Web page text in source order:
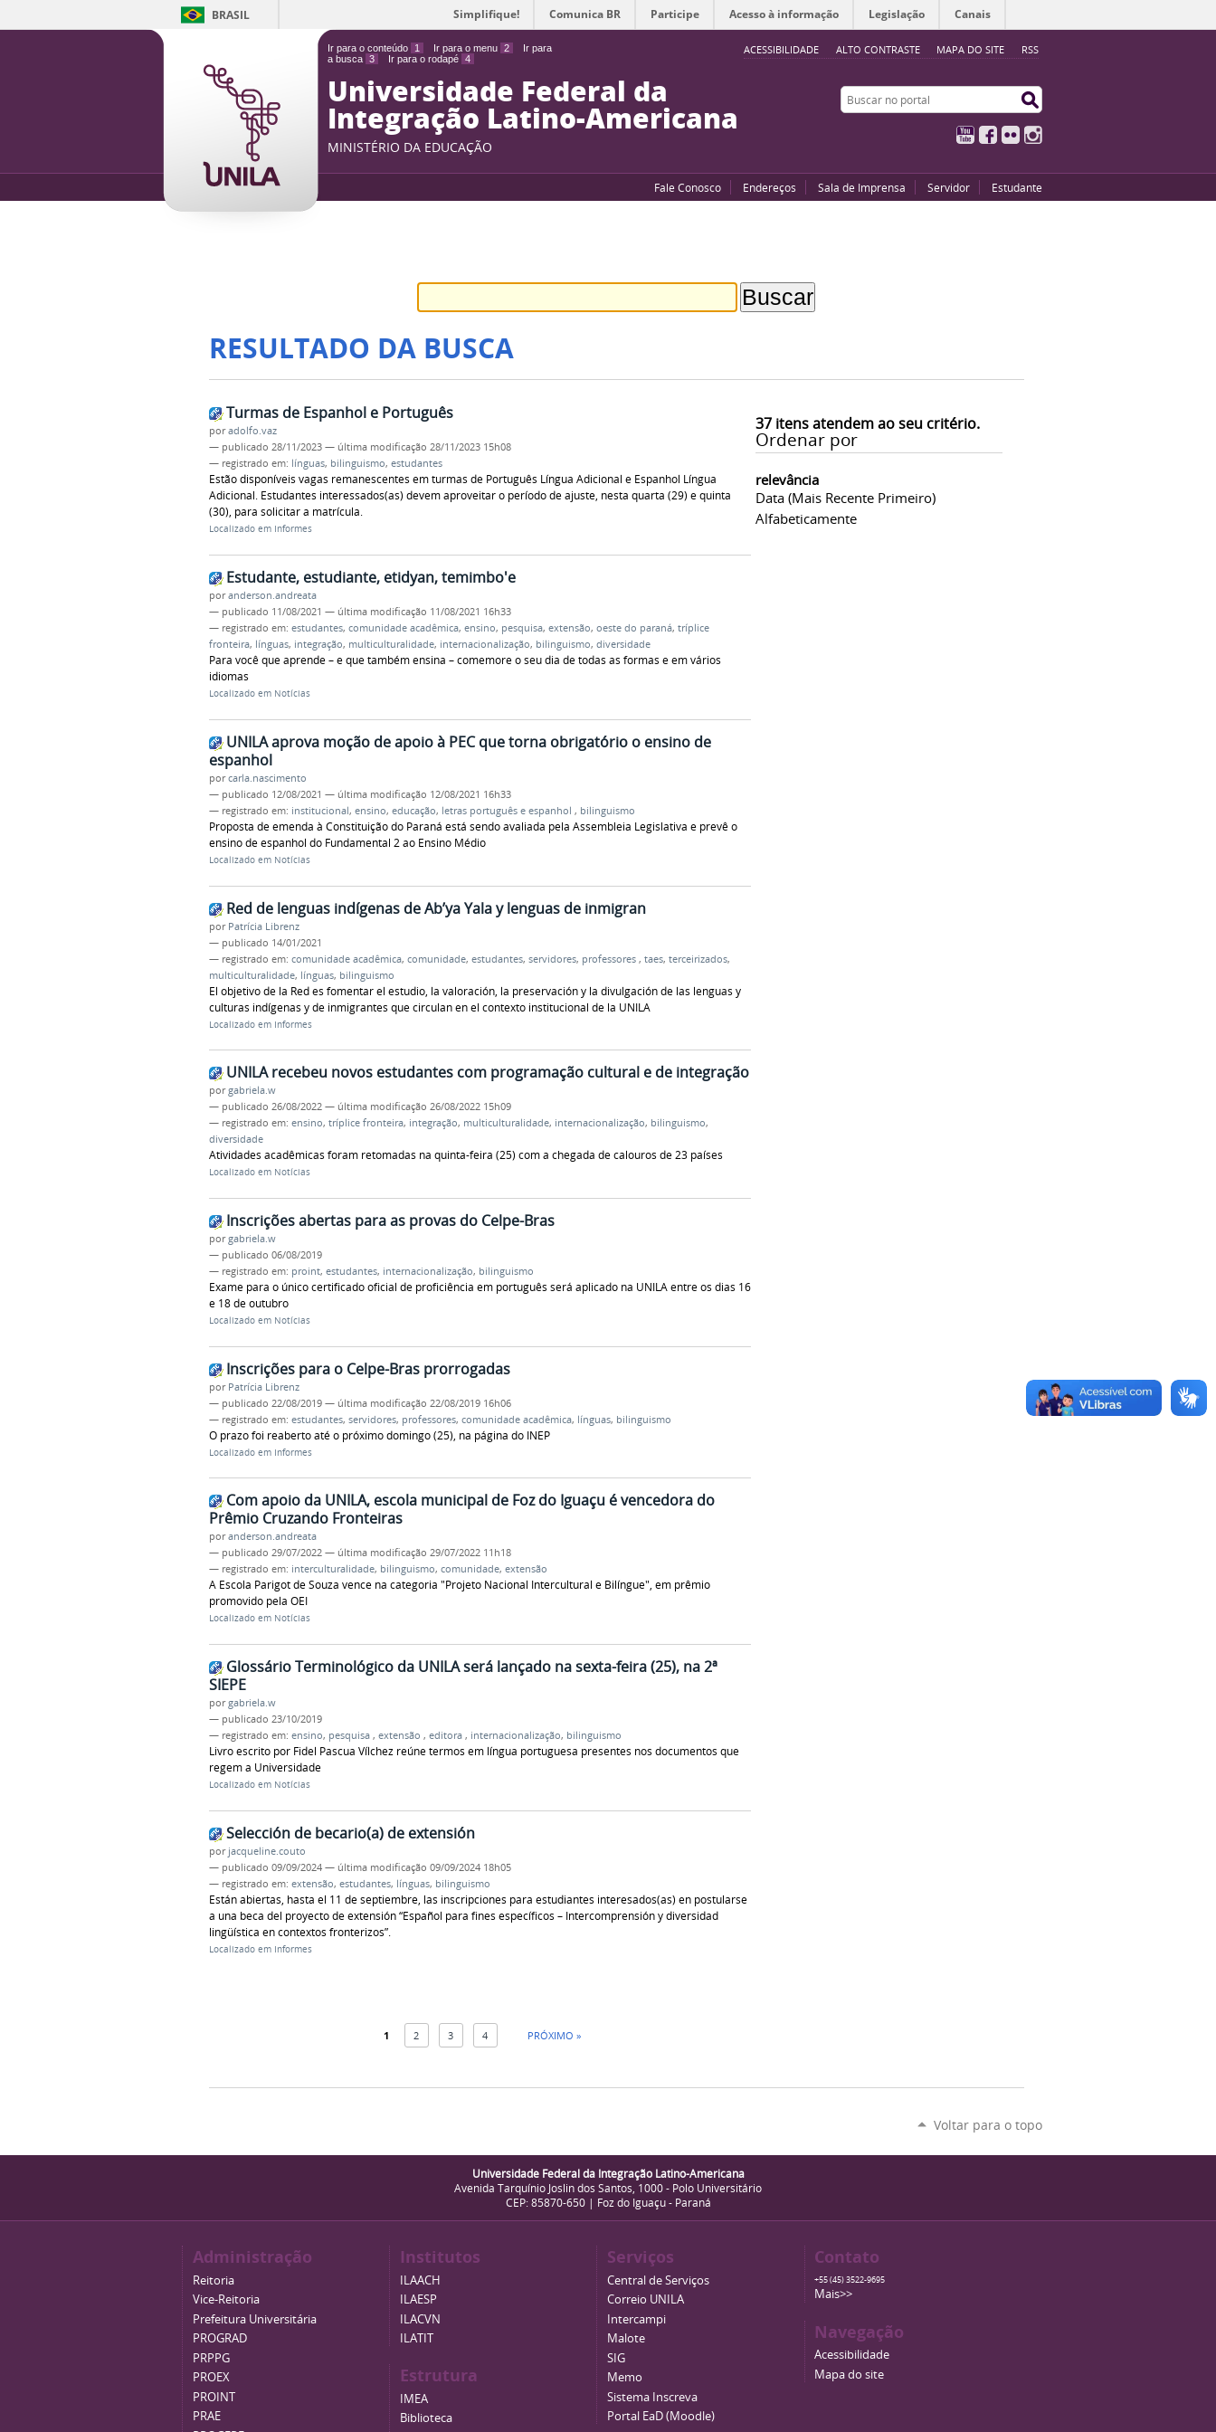
Ir para o conteúdo 1 Ir para o menu 2
Ir para
a busca 3 Ir para o rodapé 4
ACESSIBILIDADE ALTO CONTRASTE MAPA DO SITE RSS
BRASIL Simplifique! Comunica BR Participe Acesso à informação Legislação Canais
Universidade Federal da
Integração Latino-Americana
MINISTÉRIO DA EDUCAÇÃO
Buscar no portal
YouTubeFacebook
Flickr
Fale Conosco Endereços Sala de Imprensa Servidor Estudante
RESULTADO DA BUSCA
37itens atendem ao seu critério.
Ordenar por
relevância
Data (mais Recente Primeiro)
Alfabeticamente
Turmas de Espanhol e Português
poradolfo.vaz
— publicado 28/11/2023 — última modificação 28/11/2023 15h08
— registrado em: línguas, bilinguismo, estudantes
Estão disponíveis vagas remanescentes em turmas de Português Língua Adicional e Espanhol Língua
Adicional. Estudantes interessados(as) devem aproveitar o período de ajuste, nesta quarta (29) e quinta
(30), para solicitar a matrícula.
Localizado em Informes
Estudante, estudiante, etidyan, temimbo'e
poranderson.andreata
— publicado 11/08/2021 — última modificação 11/08/2021 16h33
— registrado em: estudantes, comunidade acadêmica, ensino, pesquisa, extensão, oeste do paraná, tríplice
fronteira, línguas, integração, multiculturalidade, internacionalização, bilinguismo, diversidade
Para você que aprende – e que também ensina – comemore o seu dia de todas as formas e em vários
idiomas
Localizado em Notícias
UNILA aprova moção de apoio à PEC que torna obrigatório o ensino de
espanhol
porcarla.nascimento
— publicado 12/08/2021 — última modificação 12/08/2021 16h33
— registrado em: institucional, ensino, educação, letras português e espanhol , bilinguismo
Proposta de emenda à Constituição do Paraná está sendo avaliada pela Assembleia Legislativa e prevê o
ensino de espanhol do Fundamental 2 ao Ensino Médio
Localizado em Notícias
Red de lenguas indígenas de Ab’ya Yala y lenguas de inmigran
por Patrícia Librenz
— publicado 14/01/2021
— registrado em: comunidade acadêmica, comunidade, estudantes, servidores, professores , taes, terceirizados,
multiculturalidade, línguas, bilinguismo
El objetivo de la Red es fomentar el estudio, la valoración, la preservación y la divulgación de las lenguas y
culturas indígenas y de inmigrantes que circulan en el contexto institucional de la UNILA
Localizado em Informes
UNILA recebeu novos estudantes com programação cultural e de integração
porgabriela.w
— publicado 26/08/2022 — última modificação 26/08/2022 15h09
— registrado em: ensino, tríplice fronteira, integração, multiculturalidade, internacionalização, bilinguismo,
diversidade
Atividades acadêmicas foram retomadas na quinta-feira (25) com a chegada de calouros de 23 países
Localizado em Notícias
Inscrições abertas para as provas do Celpe-Bras
porgabriela.w
— publicado 06/08/2019
— registrado em: proint, estudantes, internacionalização, bilinguismo
Exame para o único certificado oficial de proficiência em português será aplicado na UNILA entre os dias 16
e 18 de outubro
Localizado em Notícias
Inscrições para o Celpe-Bras prorrogadas
por Patrícia Librenz
— publicado 22/08/2019 — última modificação 22/08/2019 16h06
— registrado em: estudantes, servidores, professores, comunidade acadêmica, línguas, bilinguismo
O prazo foi reaberto até o próximo domingo (25), na página do INEP
Localizado em Informes
Com apoio da UNILA, escola municipal de Foz do Iguaçu é vencedora do
Prêmio Cruzando Fronteiras
poranderson.andreata
— publicado 29/07/2022 — última modificação 29/07/2022 11h18
— registrado em: interculturalidade, bilinguismo, comunidade, extensão
A Escola Parigot de Souza vence na categoria "Projeto Nacional Intercultural e Bilíngue", em prêmio
promovido pela OEI
Localizado em Notícias
Glossário Terminológico da UNILA será lançado na sexta-feira (25), na 2ª
SIEPE
porgabriela.w
— publicado 23/10/2019
— registrado em: ensino, pesquisa , extensão , editora , internacionalização, bilinguismo
Livro escrito por Fidel Pascua Vílchez reúne termos em língua portuguesa presentes nos documentos que
regem a Universidade
Localizado em Notícias
Selección de becario(a) de extensión
por jacqueline.couto
— publicado 09/09/2024 — última modificação 09/09/2024 18h05
— registrado em: extensão, estudantes, línguas, bilinguismo
Están abiertas, hasta el 11 de septiembre, las inscripciones para estudiantes interesados(as) en postularse
a una beca del proyecto de extensión “Español para fines específicos – Intercomprensión y diversidad
lingüística en contextos fronterizos”.
Localizado em Informes
1 2 3 4 PRÓXIMO »
Voltar para o topo
Universidade Federal da Integração Latino-Americana
Avenida Tarquínio Joslin dos Santos, 1000 - Polo Universitário
CEP: 85870-650 | Foz do Iguaçu - Paraná
Administração
Reitoria
Vice-Reitoria
Prefeitura Universitária
PROGRAD
PRPPG
PROEX
PROINT
PRAE
Institutos
ILAACH
ILAESP
ILACVN
ILATIT
Estrutura
IMEA
Biblioteca
Serviços
Central de Serviços
Correio UNILA
Intercampi
Malote
SIG
Memo
Sistema Inscreva
Portal EaD (Moodle)
Contato
+55 (45) 3522-9695
Mais>>
Navegação
Acessibilidade
Mapa do site